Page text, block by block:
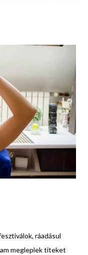
megszokottat
kicsit rockos
csillogó fesztiválos
A szépülés mellett
este
a party. A zenét
ráadásul
megleplek titeket